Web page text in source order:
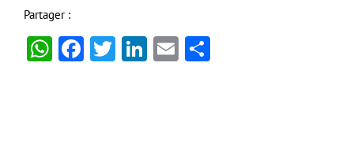
Partager :
WhatsApp
Facebook
Twitter
LinkedIn
Email